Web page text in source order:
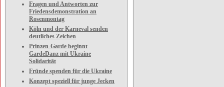
Fragen und Antworten zur
Friedensdemonstration an
Rosenmontag
Köln und der Karneval senden
deutliches Zeichen
Prinzen-Garde beginnt
GardeDanz mit Ukraine
Solidarität
Fründe spenden für die Ukraine
Konzept speziell für junge Jecken